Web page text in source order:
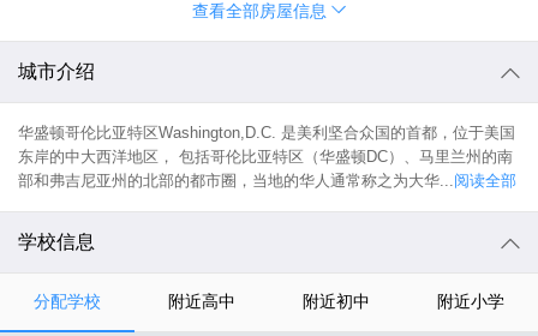
查看全部房屋信息
城市介绍
华盛顿哥伦比亚特区Washington,D.C. 是美利坚合众国的首都，位于美国
东岸的中大西洋地区， 包括哥伦比亚特区（华盛顿DC）、马里兰州的南
部和弗吉尼亚州的北部的都市圈，当地的华人通常称之为大华...阅读全部
学校信息
分配学校 附近高中 附近初中 附近小学